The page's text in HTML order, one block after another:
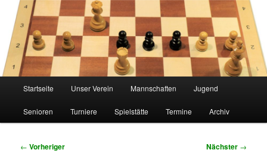
Zum
primären
Zum
sekundären
Startseite Unser Verein Mannschaften Jugend
Senioren Turniere Spielstätte Termine Archiv
Beitragsnavigation
← Vorheriger Nächster →